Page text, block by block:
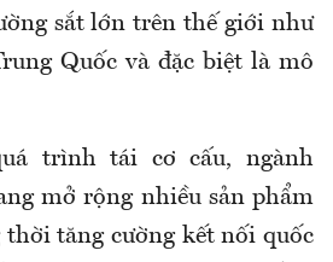
sắt lớn trên thế giới như
Quốc và đặc biệt là mô
trình tái cơ cấu, ngành
mở rộng nhiều sản phẩm
tăng cường kết nối quốc